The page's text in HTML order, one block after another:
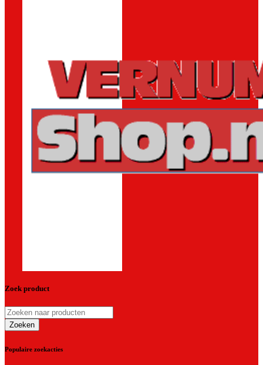
Zoek product
Populaire zoekacties